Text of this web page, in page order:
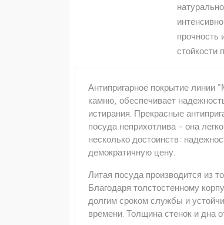
прочность
стойкости
Антипригарное покрытие
камню, обеспечивает
истирания. Прекрасные
посуда неприхотлива – она
несколько достоинств:
демократичную цену.
Литая посуда производится из
Благодаря толстостенному
долгим сроком службы и
времени. Толщина стенок и дна